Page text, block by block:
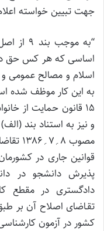
جهت تبیین خواسته
“به موجب بند ۹ از اصل سوم
اساسی که هر کس حق
اسلام و مصالح عمومی
به این کار موظف شده
مصوب
قوانین جاری در
پذیرش دانشجو در
دادگستری در مقطع
تقـاضای اصلاح آن بر
کشور در آزمون کارشناسی ارشد